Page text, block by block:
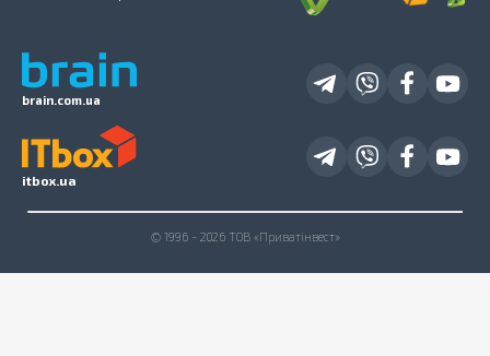
brain.com.ua
itbox.ua
© 1996 - 2026 ТОВ «Приватінвест»